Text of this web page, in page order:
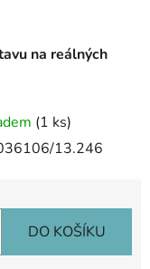
na reálných
(1 ks)
13.246
DO KOŠÍKU